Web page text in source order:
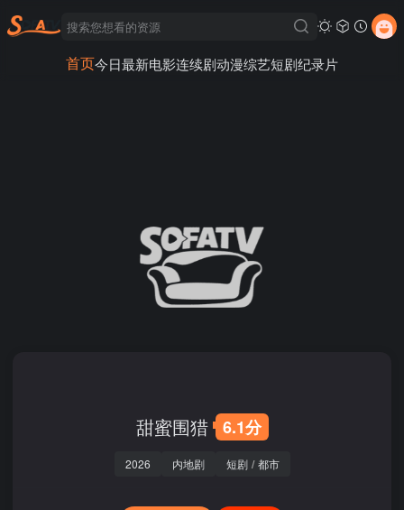
首页今日最新电影连续剧动漫综艺短剧纪录片
甜蜜围猎 6.1分
2026 内地剧 短剧 / 都市